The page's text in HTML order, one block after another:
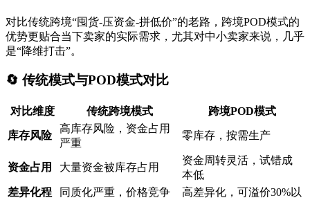
对比传统跨境“囤货-压资金-拼低价”的老路，跨境POD模式的
优势更贴合当下卖家的实际需求，尤其对中小卖家来说，几乎
是“降维打击”。
🔄 传统模式与POD模式对比
对比维度 传统跨境模式 跨境POD模式
库存风险
高库存风险，资金占用
严重
零库存，按需生产
资金占用 大量资金被库存占用
资金周转灵活，试错成
本低
差异化程
同质化严重，价格竞争
高差异化，可溢价30%以